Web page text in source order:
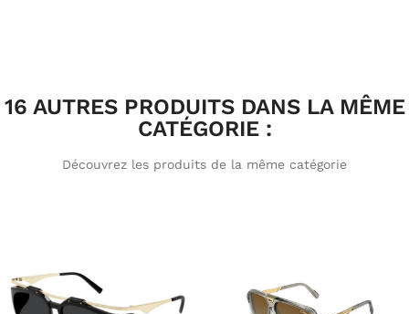
16 AUTRES PRODUITS DANS LA MÊME
CATÉGORIE :
Découvrez les produits de la même catégorie